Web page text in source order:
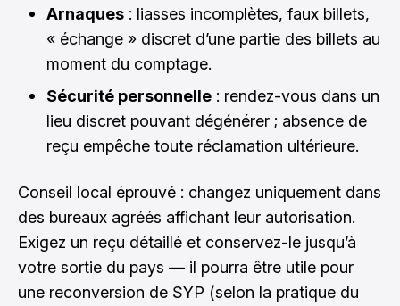
Arnaques : liasses incomplètes, faux billets,
« échange » discret d’une partie des billets au
moment du comptage.
Sécurité personnelle : rendez-vous dans un
lieu discret pouvant dégénérer ; absence de
reçu empêche toute réclamation ultérieure.
Conseil local éprouvé : changez uniquement dans
des bureaux agréés affichant leur autorisation.
Exigez un reçu détaillé et conservez-le jusqu’à
votre sortie du pays — il pourra être utile pour
une reconversion de SYP (selon la pratique du